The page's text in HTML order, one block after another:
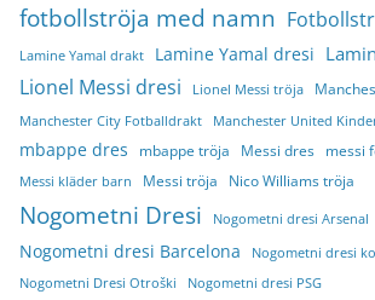
fotbollströja med namn
Lamine Yamal drakt Lamine Yamal dresi
Lionel Messi dresi Lionel Messi tröja
Manchester City Fotballdrakt Manchester United
mbappe dres mbappe tröja Messi dres messi
Messi kläder barn Messi tröja Nico Williams tröja
Nogometni Dresi Nogometni dresi Arsenal
Nogometni dresi Barcelona
Nogometni dresi
Nogometni Dresi Otroški
Nogometni dresi PSG